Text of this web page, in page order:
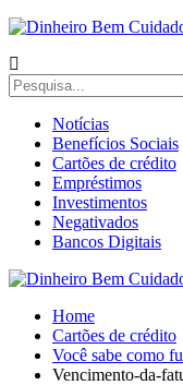
Notícias
Benefícios Sociais
Cartões de crédito
Empréstimos
Investimentos
Negativados
Bancos Digitais
Home
Cartões de crédito
Você sabe como
Vencimento-da-